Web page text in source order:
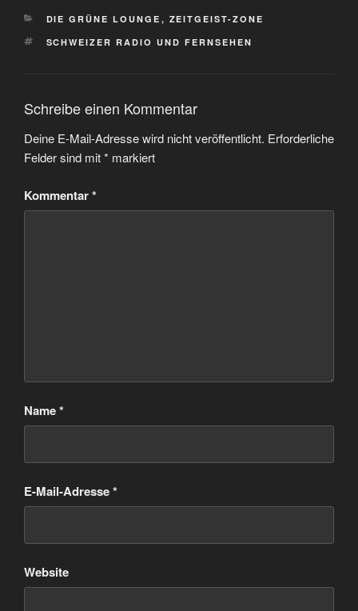
KATEGORIEN
DIE GRÜNE LOUNGE , ZEITGEIST-ZONE
SCHLAGWÖRTER
SCHWEIZER RADIO UND FERNSEHEN
Schreibe einen Kommentar
Deine E-Mail-Adresse wird nicht veröffentlicht. Erforderliche
Felder sind mit* markiert
Kommentar*
Name*
E-Mail-Adresse*
Website